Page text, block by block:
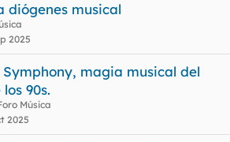
diógenes musical
2025
magia musical del
90s.
Música
2025